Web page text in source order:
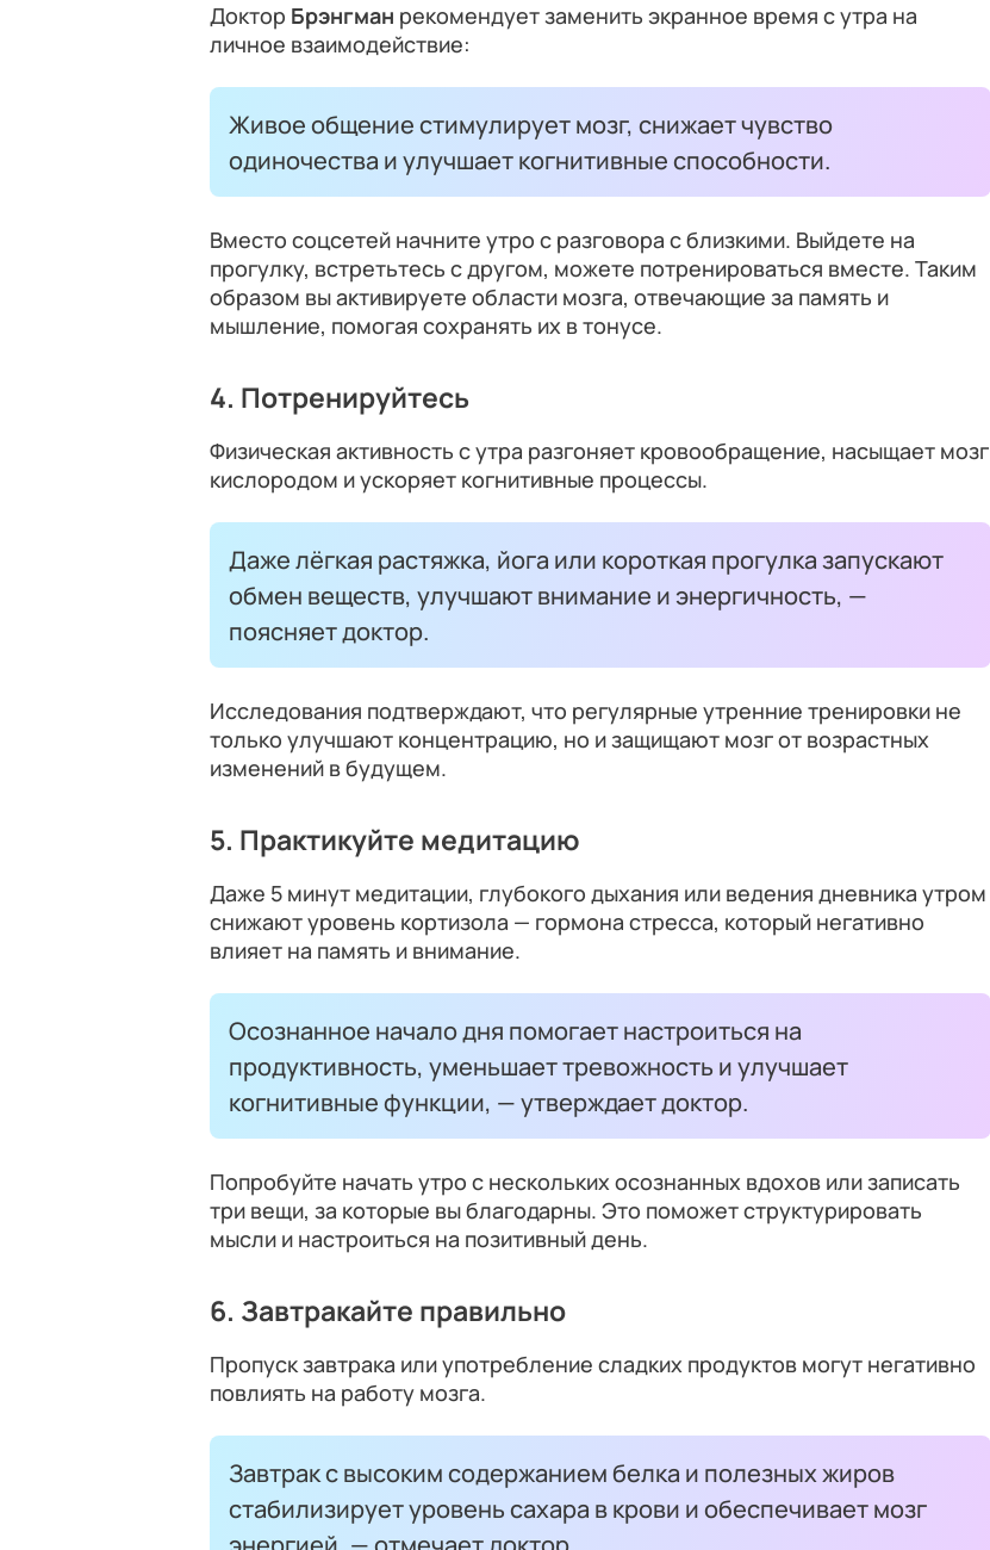
Доктор Брэнгман рекомендует заменить экранное время с утра на
личное взаимодействие:
Живое общение стимулирует мозг, снижает чувство
одиночества и улучшает когнитивные способности.
Вместо соцсетей начните утро с разговора с близкими. Выйдете на
прогулку, встретьтесь с другом, можете потренироваться вместе. Таким
образом вы активируете области мозга, отвечающие за память и
мышление, помогая сохранять их в тонусе.
4. Потренируйтесь
Физическая активность с утра разгоняет кровообращение, насыщает мозг
кислородом и ускоряет когнитивные процессы.
Даже лёгкая растяжка, йога или короткая прогулка запускают
обмен веществ, улучшают внимание и энергичность, —
поясняет доктор.
Исследования подтверждают, что регулярные утренние тренировки не
только улучшают концентрацию, но и защищают мозг от возрастных
изменений в будущем.
5. Практикуйте медитацию
Даже 5 минут медитации, глубокого дыхания или ведения дневника утром
снижают уровень кортизола — гормона стресса, который негативно
влияет на память и внимание.
Осознанное начало дня помогает настроиться на
продуктивность, уменьшает тревожность и улучшает
когнитивные функции, — утверждает доктор.
Попробуйте начать утро с нескольких осознанных вдохов или записать
три вещи, за которые вы благодарны. Это поможет структурировать
мысли и настроиться на позитивный день.
6. Завтракайте правильно
Пропуск завтрака или употребление сладких продуктов могут негативно
повлиять на работу мозга.
Завтрак с высоким содержанием белка и полезных жиров
стабилизирует уровень сахара в крови и обеспечивает мозг